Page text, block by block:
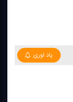
یاد اوری